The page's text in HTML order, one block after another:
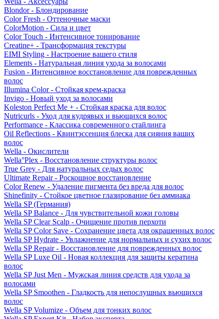
Blondor - Блондирование
Color Fresh - Оттеночные маски
ColorMotion - Сила и цвет
Color Touch - Интенсивное тонирование
Creatine+ - Трансформация текстуры
EIMI Styling - Настроение вашего стиля
Elements - Натуральная линия ухода за волосами
Fusion - Интенсивное восстановление для поврежденных
волос
Illumina Color - Стойкая крем-краска
Invigo - Новый уход за волосами
Koleston Perfect Me + - Стойкая краска для волос
Nutricurls - Уход для кудрявых и вьющихся волос
Performance - Классика современного стайлинга
Oil Reflections - Квинтэссенция блеска для сияния ваших
волос
Wella - Окислители
Wella°Plex - Восстановление структуры волос
True Grey - Для натуральных седых волос
Ultimate Repair - Роскошное восстановление
Color Renew - Удаление пигмента без вреда для волос
Shinefinity - Стойкое цветное глазирование без аммиака
Wella SP (Германия)
Wella SP Balance - Для чувствительной кожи головы
Wella SP Clear Scalp - Очищение против перхоти
Wella SP Color Save - Сохранение цвета для окрашенных волос
Wella SP Hydrate - Увлажнение для нормальных и сухих волос
Wella SP Repair - Восстановление для поврежденных волос
Wella SP Luxe Oil - Новая коллекция для защиты кератина
волос
Wella SP Just Men - Мужская линия средств для ухода за
волосами
Wella SP Smoothen - Гладкость для непослушных вьющихся
волос
Wella SP Volumize - Объем для тонких волос